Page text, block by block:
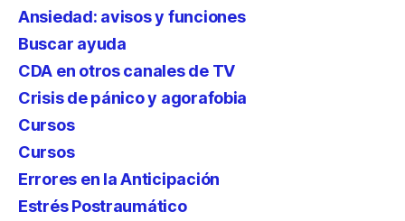
Ansiedad: avisos y funciones
Buscar ayuda
CDA en otros canales de TV
Crisis de pánico y agorafobia
Cursos
Cursos
Errores en la Anticipación
Estrés Postraumático